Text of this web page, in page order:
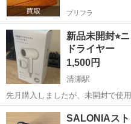
プリフラ
新品未開封⭐︎
ドライヤー
1,500円
清瀬駅
先月購入しましたが、未開封で使
方にお譲り出来ればと思います。
埼玉 新座市 美
SALONIAス